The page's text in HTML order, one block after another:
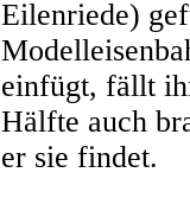
Eilenriede)
einfügt, fällt
Hälfte auch
er sie findet.